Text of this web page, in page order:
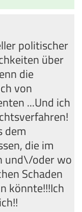
politischer
über
die
von
...Und ich
dem
die im
und\/oder wo
Schaden
könnte!!!Ich